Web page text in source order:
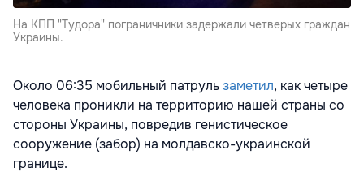
На КПП "Тудора" пограничники задержали четверых граждан
Украины.
Около 06:35 мобильный патрульзаметил, как четыре
человека проникли на территорию нашей страны со
стороны Украины, повредив генистическое
сооружение (забор) на молдавско-украинской
границе.